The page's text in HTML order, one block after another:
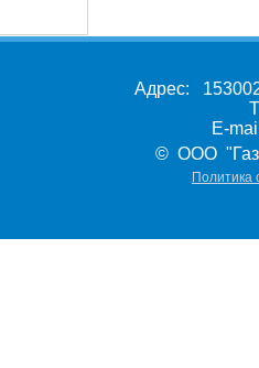
Адрес:
E-
© ООО
Политика